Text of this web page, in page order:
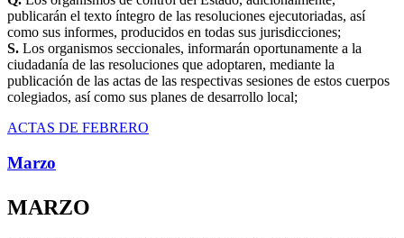
publicarán el texto íntegro de las resoluciones ejecutoriadas, así
como sus informes, producidos en todas sus jurisdicciones;
S. Los organismos seccionales, informarán oportunamente a la
ciudadanía de las resoluciones que adoptaren, mediante la
publicación de las actas de las respectivas sesiones de estos cuerpos
colegiados, así como sus planes de desarrollo local;
ACTAS DE FEBRERO
Marzo
MARZO